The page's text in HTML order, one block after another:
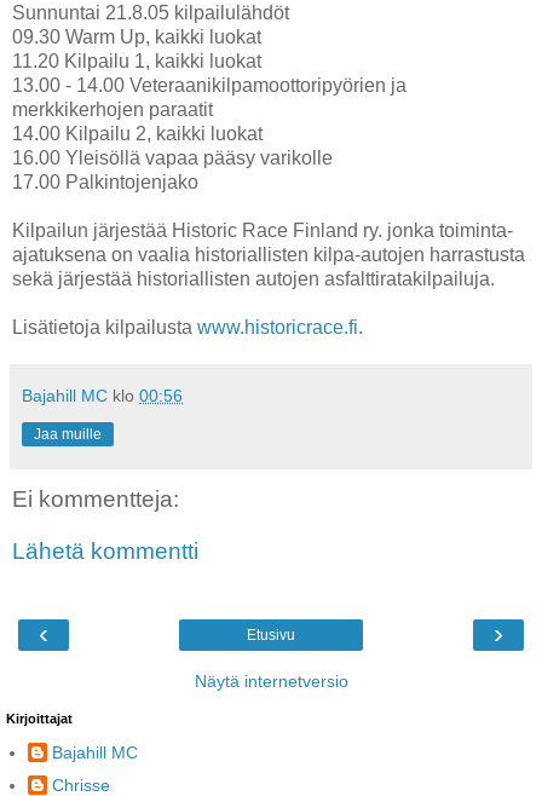
Sunnuntai 21.8.05 kilpailulähdöt
09.30 Warm Up, kaikki luokat
11.20 Kilpailu 1, kaikki luokat
13.00 - 14.00 Veteraanikilpamoottoripyörien ja
merkkikerhojen paraatit
14.00 Kilpailu 2, kaikki luokat
16.00 Yleisöllä vapaa pääsy varikolle
17.00 Palkintojenjako
Kilpailun järjestää Historic Race Finland ry. jonka toiminta-
ajatuksena on vaalia historiallisten kilpa-autojen harrastusta
sekä järjestää historiallisten autojen asfalttiratakilpailuja.
Lisätietoja kilpailusta www.historicrace.fi.
Bajahill MC klo 00:56
Jaa muille
Ei kommentteja:
Lähetä kommentti
‹ ›
Etusivu
Näytä internetversio
Kirjoittajat
Bajahill MC
Chrisse